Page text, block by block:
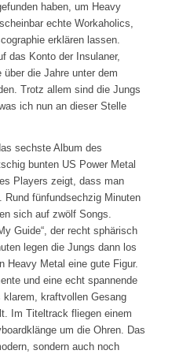
haben, um Heavy
echte Workaholics,
erklären lassen.
das Konto der Insulaner,
die Jahre unter dem
Trotz allem sind die Jungs
ich nun an dieser Stelle
sechste Album des
bunten US Power Metal
Players zeigt, dass man
Rund fünfundsechzig Minuten
sich auf zwölf Songs.
Guide“, der recht sphärisch
legen die Jungs dann los
Heavy Metal eine gute Figur.
und eine echt spannende
klarem, kraftvollen Gesang
Im Titeltrack fliegen einem
um die Ohren. Das
sondern auch noch